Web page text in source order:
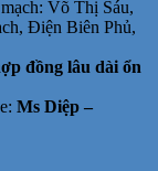
Võ Thị Sáu,
Điện Biên Phủ,
đồng lâu dài ổn
Ms Diệp –